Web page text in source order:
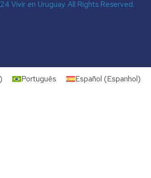
Vivir en Uruguay. All Rights Reserved.
) Português Español (Espanhol)